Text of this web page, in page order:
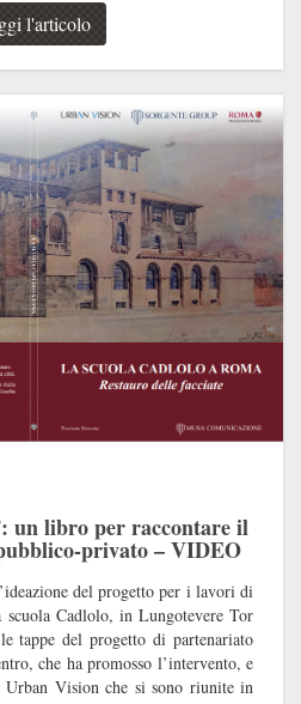
l'articolo
un libro per raccontare il
privato – VIDEO
del progetto per i lavori di
scuola Cadlolo, in Lungotevere Tor
tappe del progetto di partenariato
che ha promosso l’intervento, e
Urban Vision che si sono riunite in